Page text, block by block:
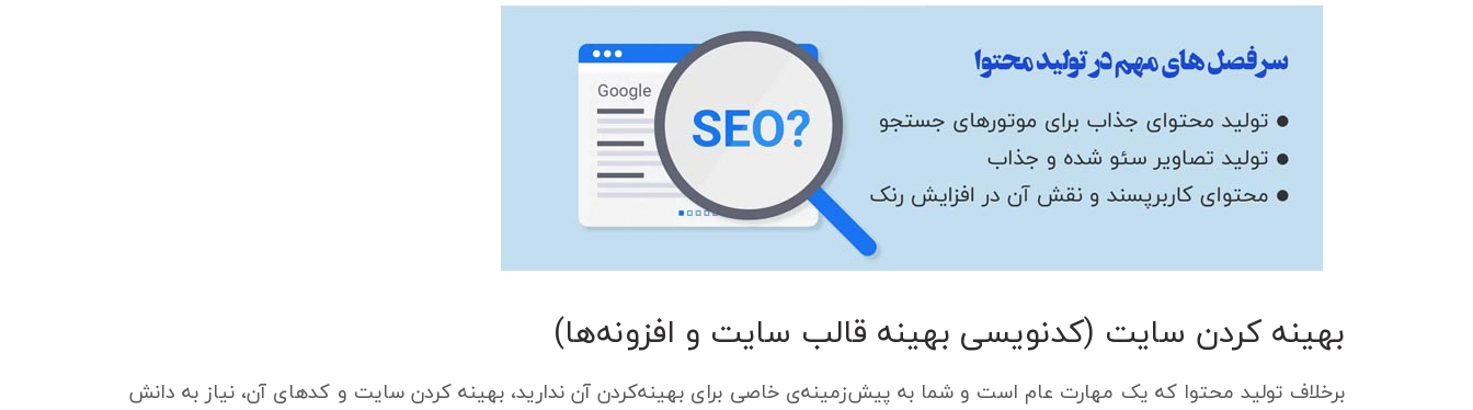
بهینه کردن سایت (کدنویسی بهینه قالب سایت و افزونه‌ها)
برخلاف تولید محتوا که یک مهارت عام است و شما به پیش‌زمینه‌ی خاصی برای بهینه‌کردن آن ندارید، بهینه کردن سایت و کدهای آن، نیاز به دانش